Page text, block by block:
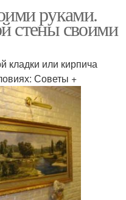
руками.
стены своими
кладки или кирпича
Советы +